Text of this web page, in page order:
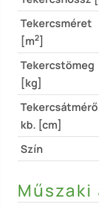
Tekercsméret
[m2]
Tekercstömeg
[kg]
Tekercsátmérő
kb. [cm]
Szín